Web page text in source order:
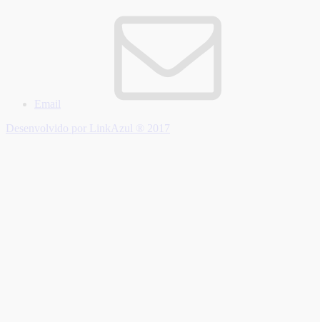
Email
Desenvolvido por LinkAzul ® 2017